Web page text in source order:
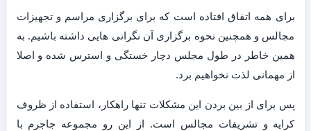
برای همه اتفاق افتاده است که برای برگزاری مراسم و تجهیزات
مجالس و همچنین نحوه برگزاری آن نگرانی هایی داشته باشیم. به
همین خاطر در طول مجلس دچار خستگی و استرس شده و اصلا
از مهمانی لذت نخواهیم برد.
پس برای از بین بردن این مشکلات تنها راهکار، استفاده از ظروف
کرایه و تشریفات مجالس است. از این رو مجموعه جاجرم با